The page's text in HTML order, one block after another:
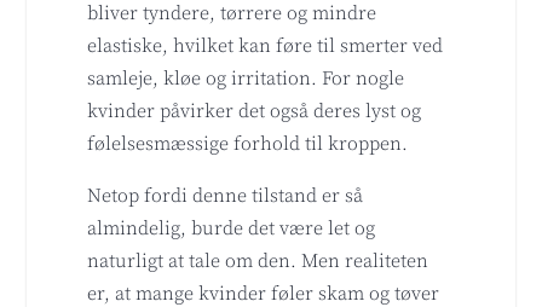
bliver tyndere, tørrere og mindre
elastiske, hvilket kan føre til smerter ved
samleje, kløe og irritation. For nogle
kvinder påvirker det også deres lyst og
følelsesmæssige forhold til kroppen.
Netop fordi denne tilstand er så
almindelig, burde det være let og
naturligt at tale om den. Men realiteten
er, at mange kvinder føler skam og tøver